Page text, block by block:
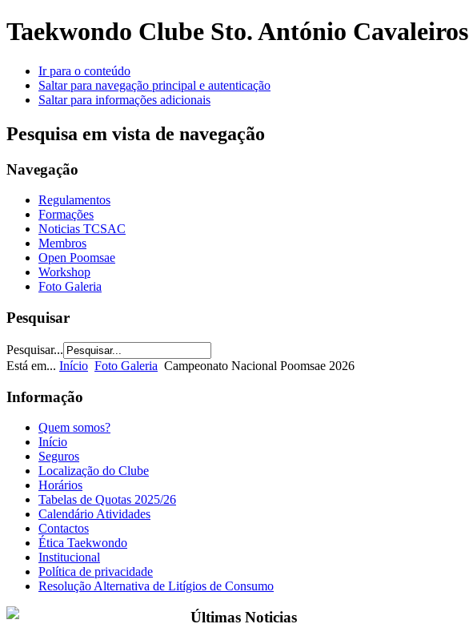
Taekwondo Clube Sto. António Cavaleiros
Ir para o conteúdo
Saltar para navegação principal e autenticação
Saltar para informações adicionais
Pesquisa em vista de navegação
Navegação
Regulamentos
Formações
Noticias TCSAC
Membros
Open Poomsae
Workshop
Foto Galeria
Pesquisar
Pesquisar...
Está em... Início Foto Galeria Campeonato Nacional Poomsae 2026
Informação
Quem somos?
Início
Seguros
Localização do Clube
Horários
Tabelas de Quotas 2025/26
Calendário Atividades
Contactos
Ética Taekwondo
Institucional
Política de privacidade
Resolução Alternativa de Litígios de Consumo
Últimas Noticias